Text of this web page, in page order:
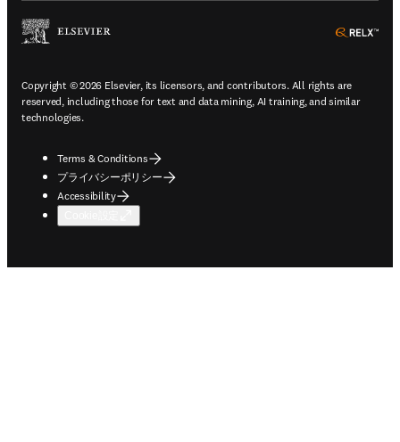
Copyright © 2026 Elsevier, its licensors, and contributors. All rights are
reserved, including those for text and data mining, AI training, and similar
technologies.
Terms & Conditions
プライバシーポリシー
Accessibility